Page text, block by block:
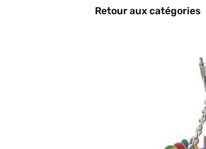
Retour aux catégories